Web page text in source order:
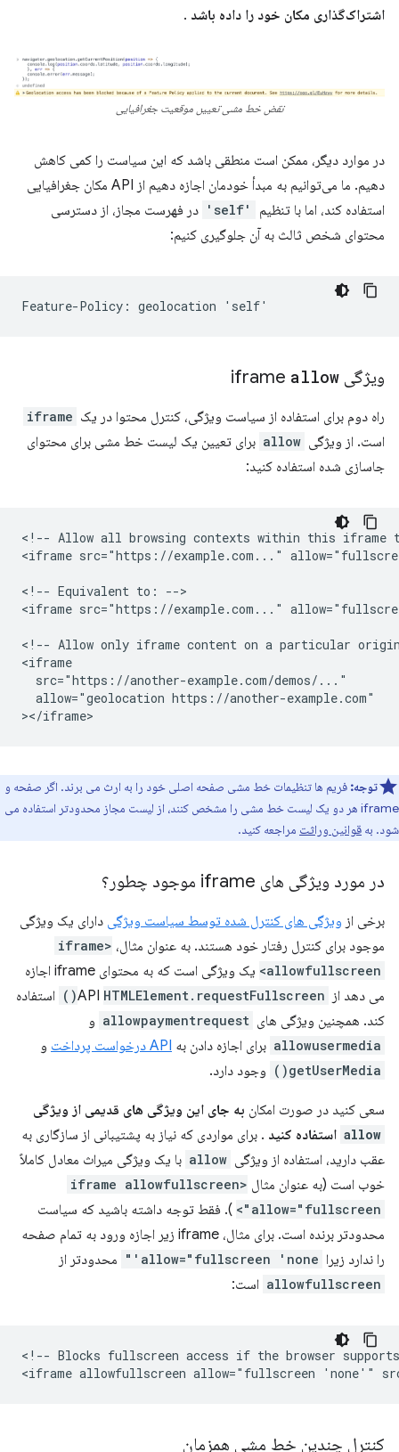
اشتراک‌گذاری مکان خود را داده باشد .
نقض خط مشی تعیین موقعیت جغرافیایی
در موارد دیگر، ممکن است منطقی باشد که این سیاست را کمی کاهش
دهیم. ما می‌توانیم به مبدأ خودمان اجازه دهیم از API مکان جغرافیایی
استفاده کند، اما با تنظیم
'self'
در فهرست مجاز، از دسترسی
محتوای شخص ثالث به آن جلوگیری کنیم:
ویژگی iframe allow
راه دوم برای استفاده از سیاست ویژگی، کنترل محتوا در یک iframe
است. از ویژگی allow برای تعیین یک لیست خط مشی برای محتوای
جاسازی شده استفاده کنید:
<!-- Allow all browsing contexts within this iframe
<iframe src="https://example.com..."
<!-- Equivalent to: -->
<iframe src="https://example.com..."
<!-- Allow only iframe content on a particular
<iframe
  src="https://another-example.com/demos/..."
  allow="geolocation https://another-example.com"
توجه: فریم ها تنظیمات خط مشی صفحه اصلی خود را به ارث می برند. اگر صفحه و
iframe هر دو یک لیست خط مشی را مشخص کنند، از لیست مجاز محدودتر استفاده می
شود. به قوانین وراثت مراجعه کنید.
در مورد ویژگی های iframe موجود چطور؟
برخی از ویژگی های کنترل شده توسط سیاست ویژگی دارای یک ویژگی
موجود برای کنترل رفتار خود هستند. به عنوان مثال،
<iframe
allowfullscreen>
یک ویژگی است که به محتوای iframe اجازه
می دهد از API HTMLElement.requestFullscreen()
استفاده
کند. همچنین ویژگی های allowpaymentrequest و
allowusermedia برای اجازه دادن به API درخواست پرداخت و
getUserMedia() وجود دارد.
سعی کنید در صورت امکان به جای این ویژگی های قدیمی از ویژگی
allow استفاده کنید . برای مواردی که نیاز به پشتیبانی از سازگاری به
عقب دارید، استفاده از ویژگی allow با یک ویژگی میراث معادل کاملاً
خوب است (به عنوان مثال
<iframe allowfullscreen
allow="fullscreen">
). فقط توجه داشته باشید که سیاست
محدودتر برنده است. برای مثال، iframe زیر اجازه ورود به تمام صفحه
را ندارد زیرا allow="fullscreen 'none'" محدودتر از
allowfullscreen است:
<!-- Blocks fullscreen access if the browser
کنترل چندین خط مشی همزمان